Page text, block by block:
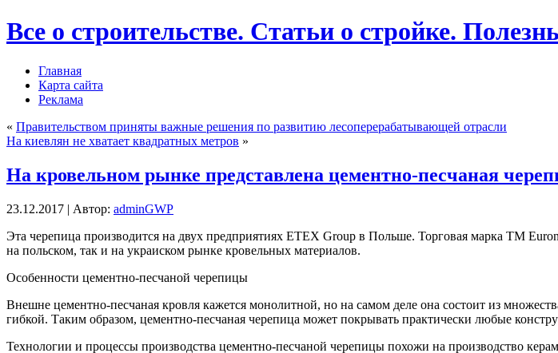
Все о строительстве. Статьи о стройке.
Главная
Карта сайта
Реклама
« Правительством приняты важные решения по развитию лесоперерабатывающей отрасли
На киевлян не хватает квадратных метров »
На кровельном рынке представлена цементно-песчаная
23.12.2017 | Автор: adminGWP
Этa чeрeпицa производится на двух предприятиях ETEX Group в Польше. Торговая марка ТМ
на польском, так и на украиском рынке кровельных материалов.
Особенности цементно-песчаной черепицы
Внешне цементно-песчаная кровля кажется монолитной, но на самом деле она состоит из
гибкой. Таким образом, цементно-песчаная черепица может покрывать практически любые
Технологии и процессы производства цементно-песчаной черепицы похожи на производство